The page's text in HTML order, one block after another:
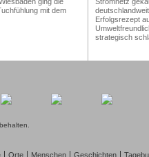
mit dem
Erfolgsrezept
strategisch
Orte Menschen Geschichten